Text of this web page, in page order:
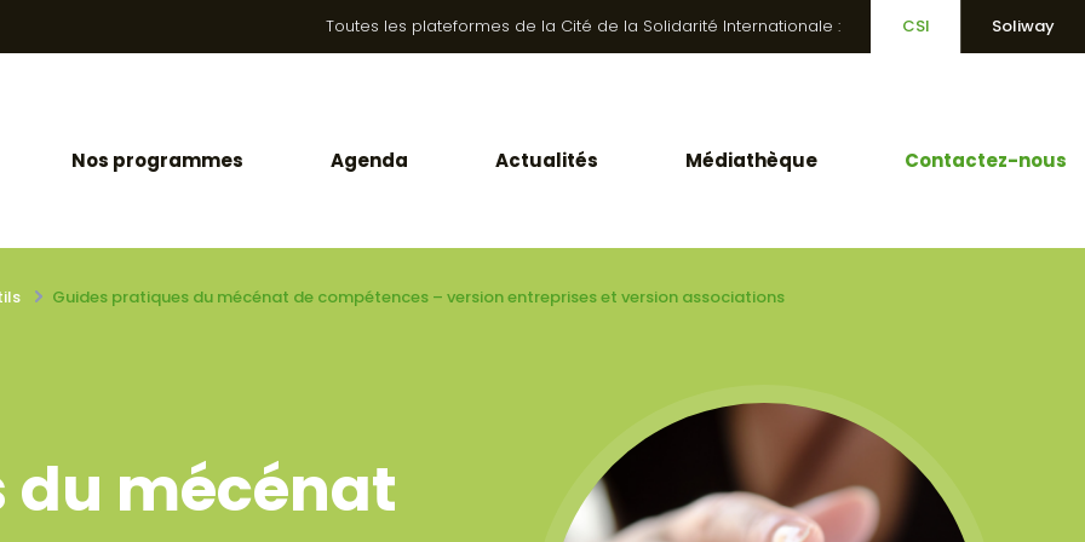
Toutes les plateformes de la Cité de la Solidarité Internationale : CSI Soliway
Nos programmes Agenda Actualités Médiathèque Contactez-nous
Guides pratiques du mécénat de compétences – version entreprises et version associations
du mécénat